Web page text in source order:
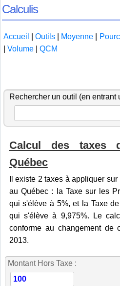
Calculis
Accueil Outils Moyenne
Volume QCM
Rechercher un outil (en entrant
Calcul des taxes
Québec
Il existe 2 taxes à appliquer
au Québec : la Taxe sur les
qui s'élève à 5%, et la Taxe
qui s'élève à 9,975%. Le
conforme au changement de
2013.
Montant Hors Taxe :